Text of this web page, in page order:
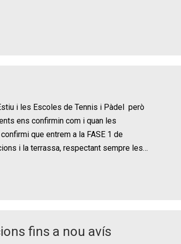
i les Escoles de Tennis i Pàdel però
ens confirmin com i quan les
que entrem a la FASE 1 de
i la terrassa, respectant sempre les…
fins a nou avís